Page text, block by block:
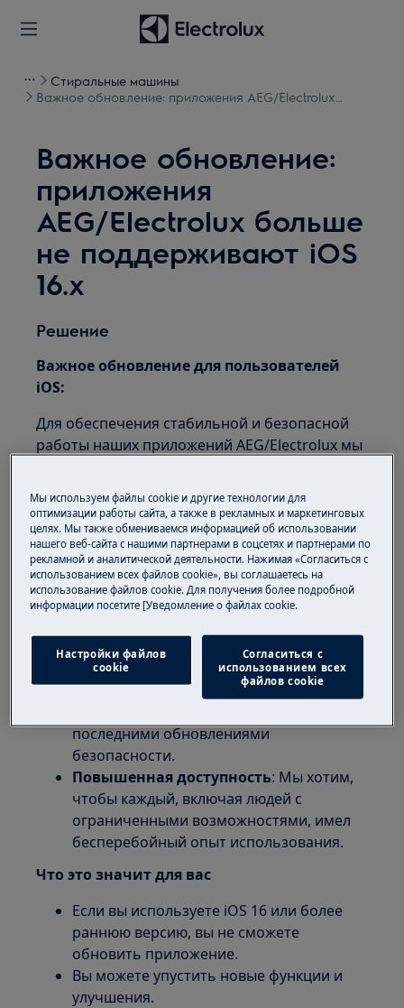
Стиральные машины
Важное обновление: приложения AEG/Electrolux
Важное обновление:
приложения
AEG/Electrolux больше
не поддерживают iOS
16.x
Решение
Важное обновление для пользователей
iOS:
Для обеспечения стабильной и безопасной
работы наших приложений AEG/Electrolux мы
ближайшее время мы перестанем
поддерживать iOS 16.x и более ранние
версии.
Почему изменения?
Лучшие функции: Новые версии iOS
возможности, которые улучшают ваше
взаимодействие с приложениями.
Улучшенная безопасность:
последними обновлениями
безопасности.
Повышенная доступность: Мы хотим,
чтобы каждый, включая людей с
ограниченными возможностями, имел
бесперебойный опыт использования.
Что это значит для вас
Если вы используете iOS 16 или более
раннюю версию, вы не сможете
обновить приложение.
Вы можете упустить новые функции и
улучшения.
Мы используем файлы cookie и другие технологии для
оптимизации работы сайта, а также в рекламных и маркетинговых
целях. Мы также обмениваемся информацией об использовании
нашего веб-сайта с нашими партнерами в соцсетях и партнерами по
рекламной и аналитической деятельности. Нажимая «Согласиться с
использованием всех файлов cookie», вы соглашаетесь на
использование файлов cookie. Для получения более подробной
информации посетите [Уведомление о файлах cookie.
Настройки файлов
cookie
Согласиться с
использованием всех
файлов cookie